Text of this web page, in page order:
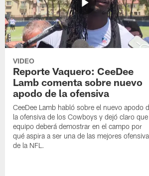
VIDEO
Reporte Vaquero: CeeDee
Lamb comenta sobre nuevo
apodo de la ofensiva
CeeDee Lamb habló sobre el nuevo apodo
la ofensiva de los Cowboys y dejó claro
equipo deberá demostrar en el campo por
qué aspira a ser una de las mejores
de la NFL.